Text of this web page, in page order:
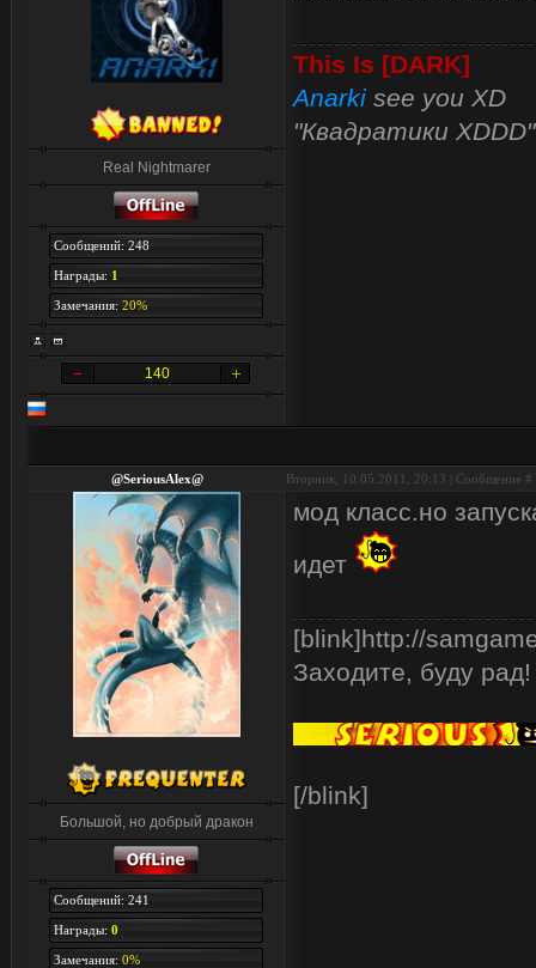
Real Nightmarer
Сообщений: 248
Награды: 1
Замечания: 20%
140
This Is [DARK]
Anarki see you XD
"Квадратики XDDD"
@SeriousAlex@ Вторник, 10.05.2011, 20:13 | Сообщение #
Большой, но добрый дракон
Сообщений: 241
Награды: 0
Замечания: 0%
мод класс.но
идет
[blink]http://
Заходите, буду рад!
[/blink]